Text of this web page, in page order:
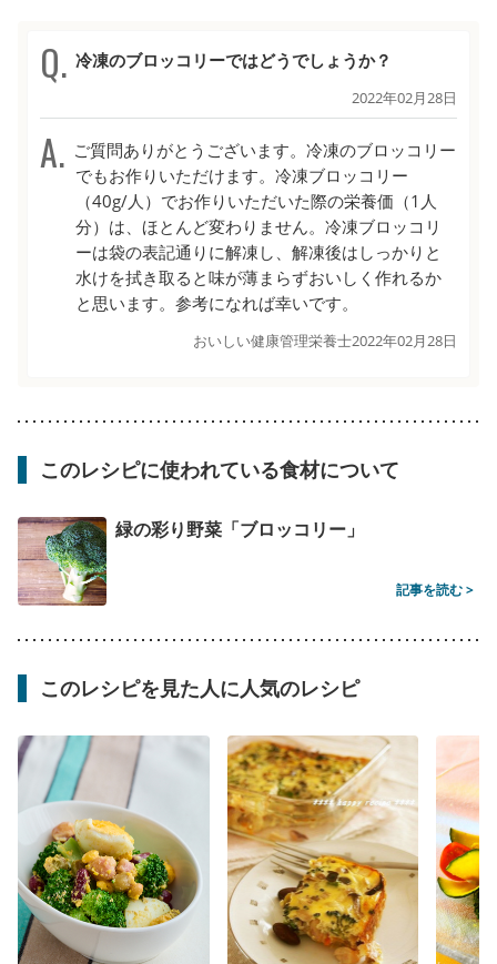
冷凍のブロッコリーではどうでしょうか？
2022年02月28日
ご質問ありがとうございます。冷凍のブロッコリー
でもお作りいただけます。冷凍ブロッコリー
（40g/人）でお作りいただいた際の栄養価（1人
分）は、ほとんど変わりません。冷凍ブロッコリ
ーは袋の表記通りに解凍し、解凍後はしっかりと
水けを拭き取ると味が薄まらずおいしく作れるか
と思います。参考になれば幸いです。
おいしい健康管理栄養士2022年02月28日
このレシピに使われている食材について
緑の彩り野菜「ブロッコリー」
記事を読む >
このレシピを見た人に人気のレシピ